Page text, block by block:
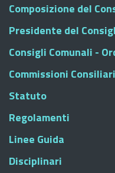
Composizione del
Presidente del
Consigli Comunali -
Commissioni Consiliari
Statuto
Regolamenti
Linee Guida
Disciplinari